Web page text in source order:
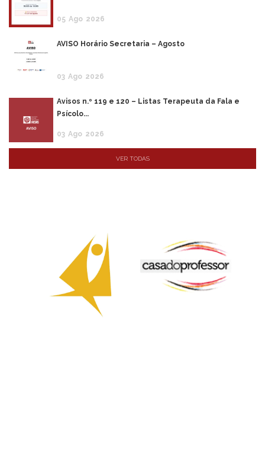
05 Ago 2026
AVISO Horário Secretaria – Agosto
03 Ago 2026
Avisos n.º 119 e 120 – Listas Terapeuta da Fala e
Psícolo...
03 Ago 2026
VER TODAS